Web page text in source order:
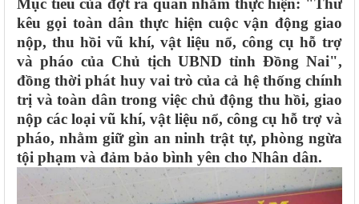
Mục tiêu của đợt ra quân nhằm thực hiện: "Thư
kêu gọi toàn dân thực hiện cuộc vận động giao
nộp, thu hồi vũ khí, vật liệu nổ, công cụ hỗ trợ
và pháo của Chủ tịch UBND tỉnh Đồng Nai",
đồng thời phát huy vai trò của cả hệ thống chính
trị và toàn dân trong việc chủ động thu hồi, giao
nộp các loại vũ khí, vật liệu nổ, công cụ hỗ trợ và
pháo, nhằm giữ gìn an ninh trật tự, phòng ngừa
tội phạm và đảm bảo bình yên cho Nhân dân.